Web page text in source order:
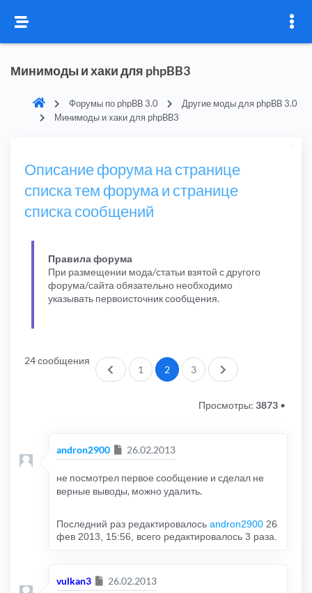
Минимоды и хаки для phpBB3
Форумы по phpBB 3.0
Другие моды для phpBB 3.0
Минимоды и хаки для phpBB3
Описание форума на странице
списка тем форума и странице
списка сообщений
Правила форума
При размещении мода/статьи взятой с другого
форума/сайта обязательно необходимо
указывать первоисточник сообщения.
24 сообщения
Пред.1 2 3 След.
Просмотры: 3873 •
andron2900 Сообщение
26.02.2013
не посмотрел первое сообщение и сделал не
верные выводы, можно удалить.
Последний раз редактировалось andron2900 26
фев 2013, 15:56, всего редактировалось 3 раза.
vulkan3 Сообщение
26.02.2013